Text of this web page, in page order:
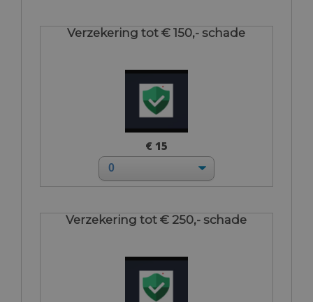
Verzekering tot € 150,- schade
€ 15
Verzekering tot € 250,- schade